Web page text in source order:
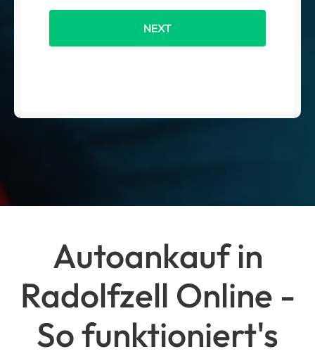
NEXT
Autoankauf in
Radolfzell Online -
So funktioniert's